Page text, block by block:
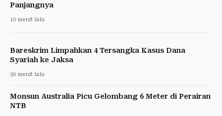
Panjangnya
10 menit lalu
Bareskrim Limpahkan 4 Tersangka Kasus Dana
Syariah ke Jaksa
30 menit lalu
Monsun Australia Picu Gelombang 6 Meter di Perairan
NTB